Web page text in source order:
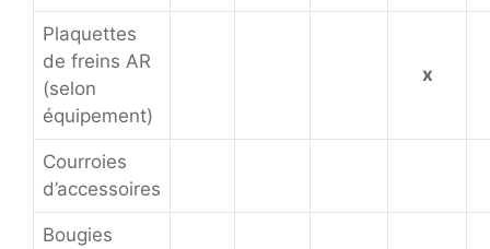
Plaquettes
de freins AR
(selon
équipement)
x
Courroies
d’accessoires
Bougies